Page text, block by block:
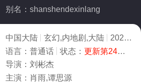
别名：shanshendexinlang
中国大陆 玄幻,内地剧,大陆 2026
语言： 普通话 状态： 更新第24集
导演： 刘彬杰
主演： 肖雨,谭思源